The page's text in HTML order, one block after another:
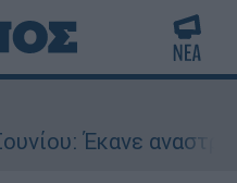
αναστροφή ο